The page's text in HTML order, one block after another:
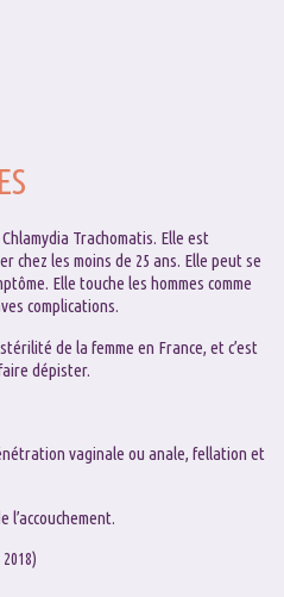
Trachomatis. Elle est
chez les moins de 25 ans. Elle peut se
Elle touche les hommes comme
complications.
de la femme en France, et c’est
dépister.
vaginale ou anale, fellation et